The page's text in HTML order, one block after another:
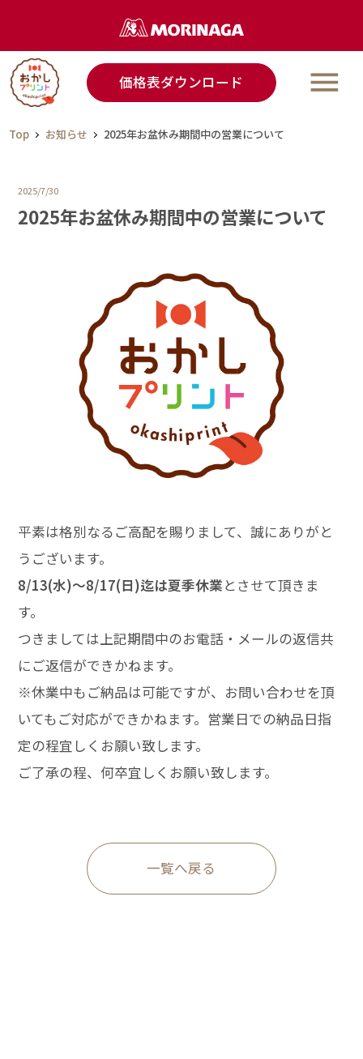
ラインアップ
ご利用事例
Q＆A
ご利用事例発信
お見積り・お問い合わせ
価格表ダウンロード
価格表ダウンロード
Top お知らせ 2025年お盆休み期間中の営業について
2025/7/30
2025年お盆休み期間中の営業について
平素は格別なるご高配を賜りまして、誠にありがと
うございます。
8/13(水)～8/17(日)迄は夏季休業とさせて頂きま
す。
つきましては上記期間中のお電話・メールの返信共
にご返信ができかねます。
※休業中もご納品は可能ですが、お問い合わせを頂
いてもご対応ができかねます。営業日での納品日指
定の程宜しくお願い致します。
ご了承の程、何卒宜しくお願い致します。
一覧へ戻る